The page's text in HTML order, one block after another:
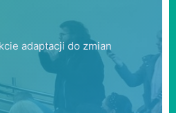
adaptacji do zmian